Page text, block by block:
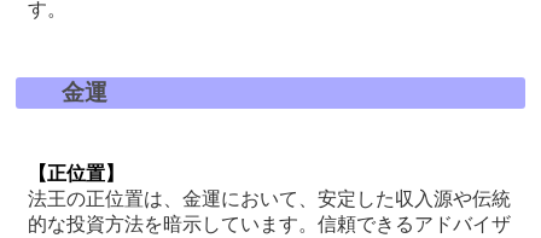
す。
金運
【正位置】
法王の正位置は、金運において、安定した収入源や伝統
的な投資方法を暗示しています。信頼できるアドバイザ